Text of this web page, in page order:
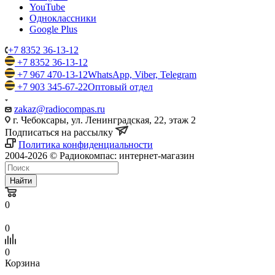
YouTube
Одноклассники
Google Plus
+7 8352 36-13-12
+7 8352 36-13-12
+7 967 470-13-12WhatsApp, Viber, Telegram
+7 903 345-67-22Оптовый отдел
zakaz@radiocompas.ru
г. Чебоксары, ул. Ленинградская, 22, этаж 2
Подписаться на рассылку
Политика конфиденциальности
2004-2026 © Радиокомпас: интернет-магазин
Найти
0
0
0
Корзина